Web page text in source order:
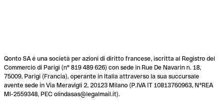
Qonto SA é una società per azioni di diritto francese, iscritta al Registro del
Commercio di Parigi (n° 819 489 626) con sede in Rue De Navarin n. 18,
75009, Parigi (Francia), operante in Italia attraverso la sua succursale
avente sede in Via Meravigli 2, 20123 Milano (P.IVA IT 10813760963, N°REA
MI-2559348, PEC olindasas@legalmail.it).